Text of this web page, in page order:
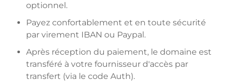
optionnel.
Payez confortablement et en toute sécurité
par virement IBAN ou Paypal.
Après réception du paiement, le domaine est
transféré à votre fournisseur d'accès par
transfert (via le code Auth).